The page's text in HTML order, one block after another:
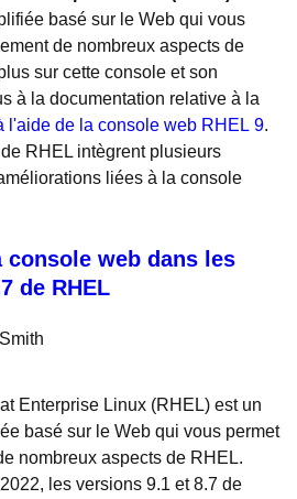
basé sur le Web qui vous
de nombreux aspects de
sur cette console et son
à la documentation relative à la
l'aide de la console web RHEL 9.
RHEL intègrent plusieurs
liées à la console
console web dans les
de RHEL
Enterprise Linux (RHEL) est un
basé sur le Web qui vous permet
nombreux aspects de RHEL.
les versions 9.1 et 8.7 de